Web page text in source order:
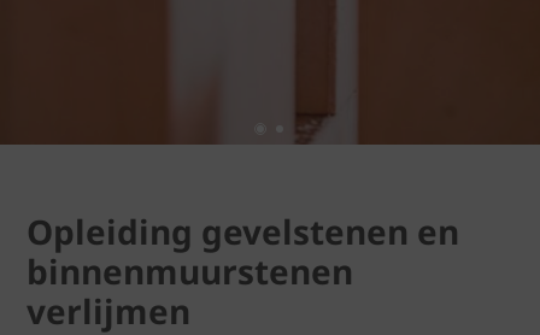
Opleiding gevelstenen en
binnenmuurstenen
verlijmen